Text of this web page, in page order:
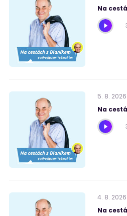
Na
5. 8. 2026
Na
4. 8. 2026
Na